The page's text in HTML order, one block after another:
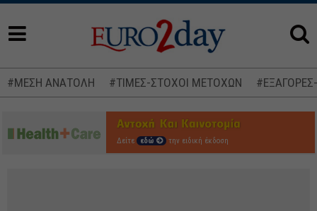
#ΜΕΣΗ ΑΝΑΤΟΛΗ #ΤΙΜΕΣ-ΣΤΟΧΟΙ ΜΕΤΟΧΩΝ
Δείτε εδώ την ειδική έκδοση